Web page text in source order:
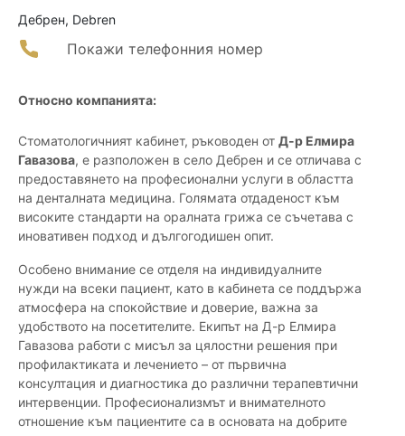
Дебрен, Debren
Покажи телефонния номер
Относно компанията:
Стоматологичният кабинет, ръководен от Д-р Елмира
Гавазова, е разположен в село Дебрен и се отличава с
предоставянето на професионални услуги в областта
на денталната медицина. Голямата отдаденост към
високите стандарти на оралната грижа се съчетава с
иновативен подход и дългогодишен опит.
Особено внимание се отделя на индивидуалните
нужди на всеки пациент, като в кабинета се поддържа
атмосфера на спокойствие и доверие, важна за
удобството на посетителите. Екипът на Д-р Елмира
Гавазова работи с мисъл за цялостни решения при
профилактиката и лечението – от първична
консултация и диагностика до различни терапевтични
интервенции. Професионализмът и внимателното
отношение към пациентите са в основата на добрите